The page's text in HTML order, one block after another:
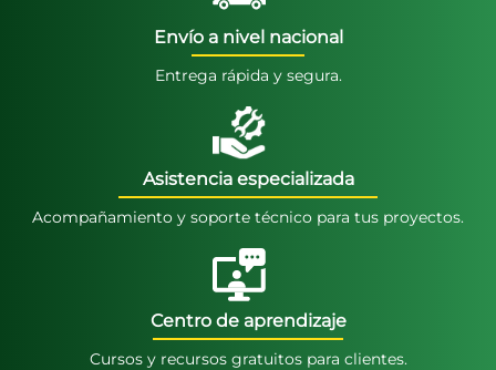
Envío a nivel nacional
Entrega rápida y segura.
Asistencia especializada
Acompañamiento y soporte técnico para tus proyectos.
Centro de aprendizaje
Cursos y recursos gratuitos para clientes.